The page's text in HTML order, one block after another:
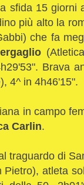
sfida 15
più alto la
che fa
Brava
4^ in 4h46'15".
in campo
Carlin.
traguardo di
Pietro), atleta